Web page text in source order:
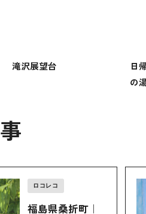
滝沢展望台
日
の
ロコレコ
福島県桑折町｜